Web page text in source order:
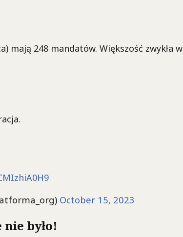
mają 248 mandatów. Większość zwykła w
October 15, 2023
było!